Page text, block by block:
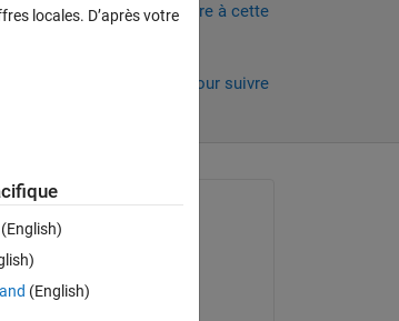
vous pour répondre à cette
Connectez-vous pour suivre
Andhika Nagami
le 13 Juil 2020
locales. D’après votre
(English)
(English)